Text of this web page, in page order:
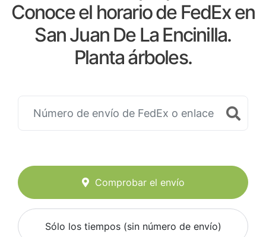
Conoce el horario de FedEx en
San Juan De La Encinilla.
Planta árboles.
Comprobar el envío
Sólo los tiempos (sin número de envío)